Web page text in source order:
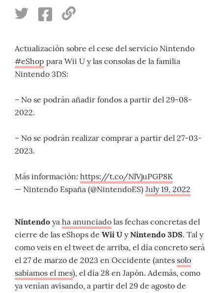
Actualización sobre el cese del servicio Nintendo
#eShop para Wii U y las consolas de la familia
Nintendo 3DS:
– No se podrán añadir fondos a partir del 29-08-
2022.
– No se podrán realizar comprar a partir del 27-03-
2023.
Más información: https://t.co/NlVjuPGP8K
— Nintendo España (@NintendoES) July 19, 2022
Nintendo ya ha anunciado las fechas concretas del
cierre de las eShops de Wii U yNintendo 3DS. Tal y
como veis en el tweet de arriba, el día concreto será
el 27 de marzo de 2023 en Occidente (antes solo
sabíamos el mes), el día 28 en Japón. Además, como
ya venían avisando, a partir del 29 de agosto de